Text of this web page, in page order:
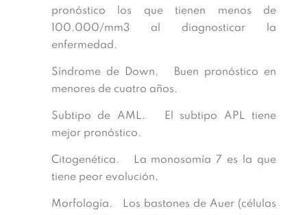
pronóstico los que tienen menos de
100.000/mm3 al diagnosticar la
enfermedad.
Síndrome de Down. Buen pronóstico en
menores de cuatro años.
Subtipo de AML. El subtipo APL tiene
mejor pronóstico.
Citogenética. La monosomía 7 es la que
tiene peor evolución.
Morfología. Los bastones de Auer (células